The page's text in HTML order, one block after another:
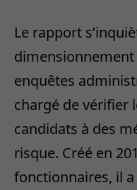
Le rapport
enquêtes
chargé de vérifier
candidats à des
risque. Créé en
fonctionnaires, il